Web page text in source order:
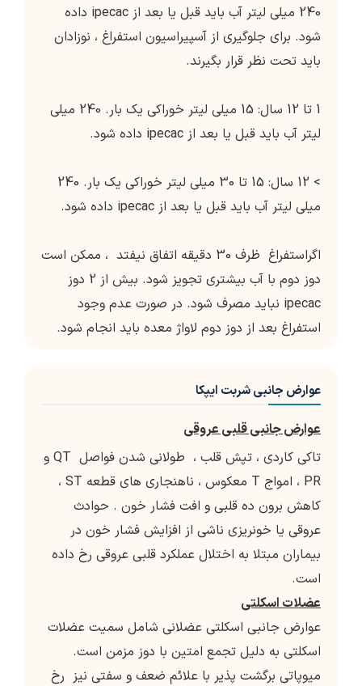
240 میلی لیتر آب باید قبل یا بعد از ipecac داده
شود. برای جلوگیری از آسپیراسیون استفراغ ، نوزادان
باید تحت نظر قرار بگیرند.
1 تا 12 سال: 15 میلی لیتر خوراکی یک بار. 240 میلی
لیتر آب باید قبل یا بعد از ipecac داده شود.
> 12 سال: 15 تا 30 میلی لیتر خوراکی یک بار. 240
میلی لیتر آب باید قبل یا بعد از ipecac داده شود.
اگراستفراغ ظرف 30 دقیقه اتفاق نیفتد ، ممکن است
دوز دوم با آب بیشتری تجویز شود. بیش از 2 دوز
ipecac نباید مصرف شود. در صورت عدم وجود
استفراغ بعد از دوز دوم لاواژ معده باید انجام شود.
عوارض جانبی شربت ایپکا
عوارض جانبی قلبی عروقی
تاکی کاردی ، تپش قلب ، طولانی شدن فواصل QT و
PR ، امواج T معکوس ، ناهنجاری های قطعه ST ،
کاهش برون ده قلبی و افت فشار خون . حوادث
عروقی یا خونریزی ناشی از افزایش فشار خون در
بیماران مبتلا به اختلال عملکرد قلبی عروقی رخ داده
است.
عضلات اسکلتی
عوارض جانبی اسکلتی عضلانی شامل سمیت عضلات
اسکلتی به دلیل تجمع امتین با دوز مزمن است.
میوپاتی برگشت پذیر با علائم ضعف و سفتی نیز رخ